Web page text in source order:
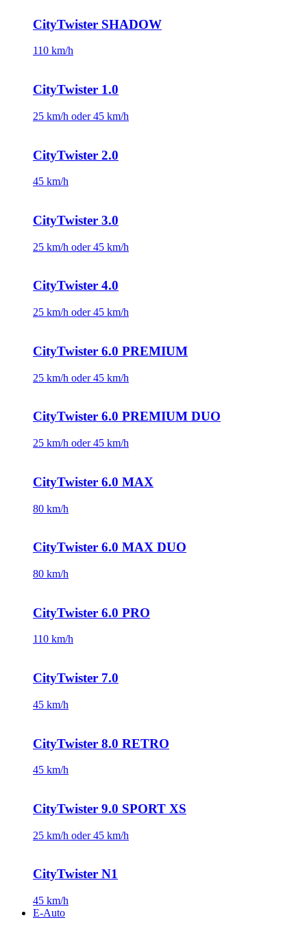
CityTwister SHADOW
110 km/h
CityTwister 1.0
25 km/h oder 45 km/h
CityTwister 2.0
45 km/h
CityTwister 3.0
25 km/h oder 45 km/h
CityTwister 4.0
25 km/h oder 45 km/h
CityTwister 6.0 PREMIUM
25 km/h oder 45 km/h
CityTwister 6.0 PREMIUM DUO
25 km/h oder 45 km/h
CityTwister 6.0 MAX
80 km/h
CityTwister 6.0 MAX DUO
80 km/h
CityTwister 6.0 PRO
110 km/h
CityTwister 7.0
45 km/h
CityTwister 8.0 RETRO
45 km/h
CityTwister 9.0 SPORT XS
25 km/h oder 45 km/h
CityTwister N1
45 km/h
E-Auto